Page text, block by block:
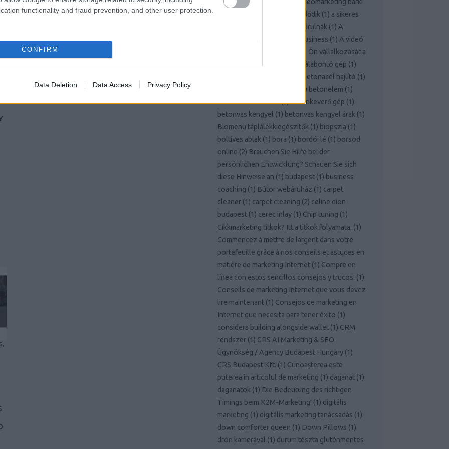
functionality and fraud prevention, and other user protection.
CONFIRM
Data Deletion Data Access Privacy Policy
és mindenki számára itt kezdődik (1) a sikeres
önfejlesztés titkai most feltárulnak (1) A
videomarketing nagyon jó business (1) A videó
marketing ereje vezetheti az Ön vállalkozását a
sikerhez!(1)bálabontó bálabontó gép (1)
betonacél hajlító (1)
) betonelem (1)
betonkeverő bérlés(1)betonkeverő gép (1)
betonvas kengyel (1) betonvas kengyel árak (1)
Biomenü táplálékkiegészítők (1) biopszia (1)
boltíves ablak (1) bora (1) bordói lé (1) borsod
online (2) Brauchen Sie Hilfe bei der
persönlichen Entwicklung? Schauen Sie sich
diese Hinweise an (1) budapest (1) business
coaching (1) Bútor webáruház (1) carpet
cleaner (1) carpet cleaning (2) celine dion
budapest (1) cerec inlay (1) Chip tuning (1)
Cikkmarketing titkok? Itt a titkok folyamata. (1)
Commencez à mettre de largent dans votre
portefeuille grâce à nos conseils et astuces en
matière de marketing Internet (1) Compre en
línea con estos sencillos consejos y trucos! (1)
Conseils de marketing Internet que vous devez
lire maintenant (1) Consejos de marketing en
Internet que necesita para tener éxito (1)
considers building alongside wallet (1) CRM
rendszer (1) CRS AI Marketing & SEO
Ügynökség / Agency Budapest Hungary (1)
CRS Budapest Kft. (1) Cunoașterea este
puterea în articolul de marketing (1) daganat (1)
daganatok (1) Die Bedeutung des richtigen
Timings beim K2M-Marketing! (1) digitális
marketing (1) digitális marketing tanácsadás (1)
down comforter queen (1) Down Pillows (1)
drón kamerával (1) durum tészta gluténmentes